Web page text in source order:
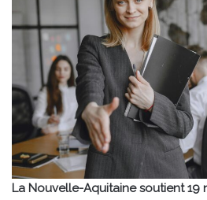
La Nouvelle-Aquitaine soutient 19